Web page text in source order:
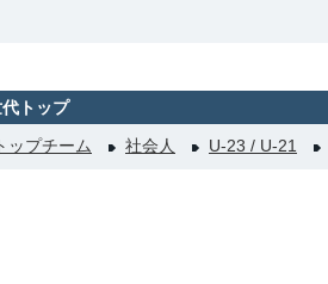
トップ
ップチーム
社会人 U-23 / U-21